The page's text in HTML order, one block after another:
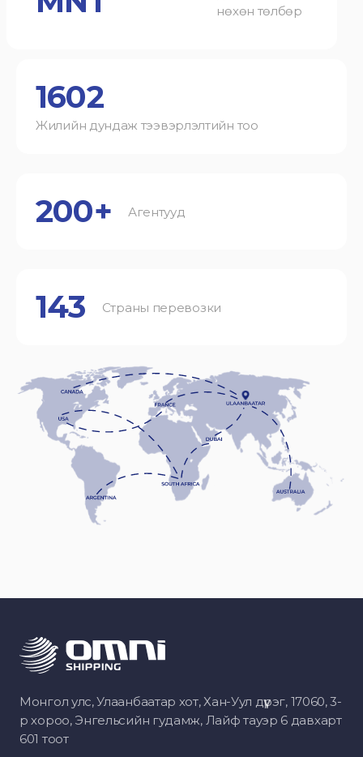
нөхөн төлбөр
1602
Жилийн дундаж тээвэрлэлтийн тоо
200+ Агентууд
143 Страны перевозки
Монгол улс, Улаанбаатар хот, Хан-Уул дүүрэг, 17060, 3-
р хороо, Энгельсийн гудамж, Лайф тауэр 6 давхарт
601 тоот